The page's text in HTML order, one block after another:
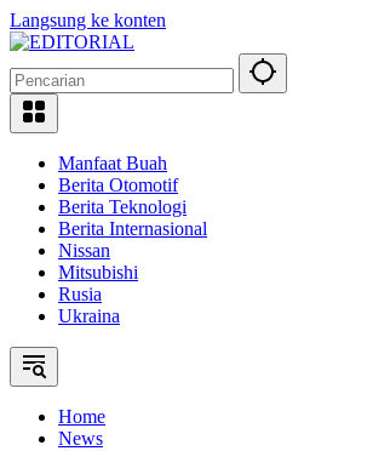
Langsung ke konten
Manfaat Buah
Berita Otomotif
Berita Teknologi
Berita Internasional
Nissan
Mitsubishi
Rusia
Ukraina
Home
News